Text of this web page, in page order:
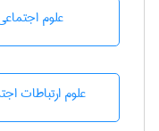
علوم
علوم ارتباطات